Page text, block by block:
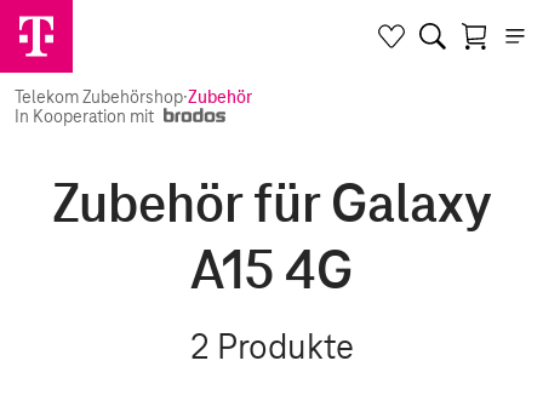
Telekom Zubehörshop·Zubehör
In Kooperation mit
Zubehör für Galaxy
A15 4G
2 Produkte